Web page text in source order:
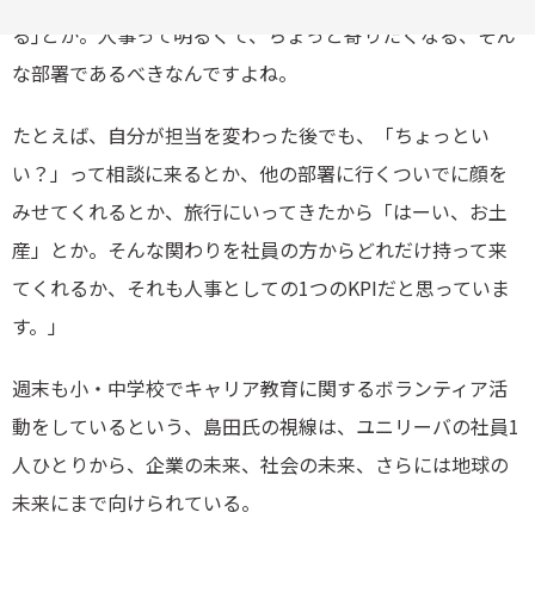
る｣とか。人事って明るくて、ちょっと寄りたくなる、そん
な部署であるべきなんですよね。
たとえば、自分が担当を変わった後でも、「ちょっとい
い？」って相談に来るとか、他の部署に行くついでに顔を
みせてくれるとか、旅行にいってきたから「はーい、お土
産」とか。そんな関わりを社員の方からどれだけ持って来
てくれるか、それも人事としての1つのKPIだと思っていま
す。」
週末も小・中学校でキャリア教育に関するボランティア活
動をしているという、島田氏の視線は、ユニリーバの社員1
人ひとりから、企業の未来、社会の未来、さらには地球の
未来にまで向けられている。